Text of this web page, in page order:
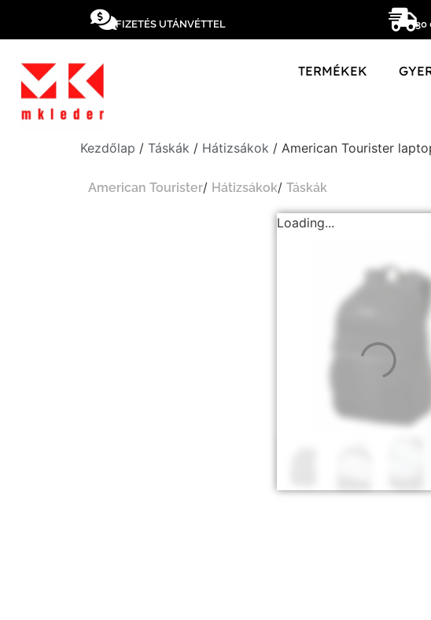
FIZETÉS UTÁNVÉTTEL 30
TERMÉKEK
Kezdőlap / Táskák / Hátizsákok / American Tourister
American Tourister/ Hátizsákok/ Táskák
Loading...